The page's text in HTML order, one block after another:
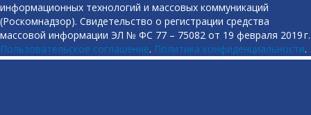
информационных технологий и массовых коммуникаций
(Роскомнадзор). Свидетельство о регистрации средства
массовой информации ЭЛ № ФС 77 – 75082 от 19 февраля 2019 г.
Пользовательское соглашение. Политика конфиденциальности.